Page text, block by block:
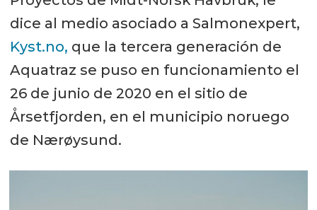
dice al medio asociado a Salmonexpert,
Kyst.no, que la tercera generación de
Aquatraz se puso en funcionamiento el
26 de junio de 2020 en el sitio de
Årsetfjorden, en el municipio noruego
de Nærøysund.